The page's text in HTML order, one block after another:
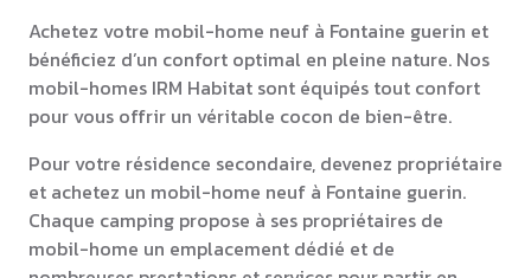
Achetez votre mobil-home neuf à Fontaine guerin et
bénéficiez d’un confort optimal en pleine nature. Nos
mobil-homes IRM Habitat sont équipés tout confort
pour vous offrir un véritable cocon de bien-être.
Pour votre résidence secondaire, devenez propriétaire
et achetez un mobil-home neuf à Fontaine guerin.
Chaque camping propose à ses propriétaires de
mobil-home un emplacement dédié et de